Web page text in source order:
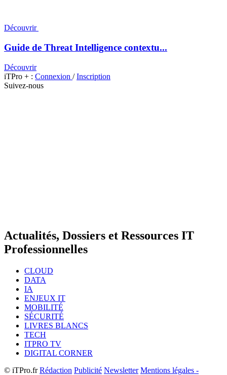
Découvrir
Guide de Threat Intelligence contextu...
Découvrir
iTPro + : Connexion /Inscription
Suivez-nous
Actualités, Dossiers et Ressources IT
Professionnelles
CLOUD
DATA
IA
ENJEUX IT
MOBILITÉ
SÉCURITÉ
LIVRES BLANCS
TECH
ITPRO TV
DIGITAL CORNER
© iTPro.frRédaction Publicité Newsletter Mentions légales -